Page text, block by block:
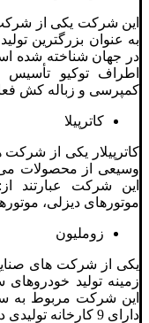
این شرکت یکی از
به عنوان بزرگترین
اطراف توکیو
کمپرسی و زباله کش
کاترپیلا
کاترپیلار یکی از
وسیعی از محصولات
این شرکت عبارتند
موتورهای دیزلی،
زوملیون
یکی از شرکت های
زمینه تولید
دارای 9 کارخانه تولیدی در چندین کشور مختلف می‌باشد.